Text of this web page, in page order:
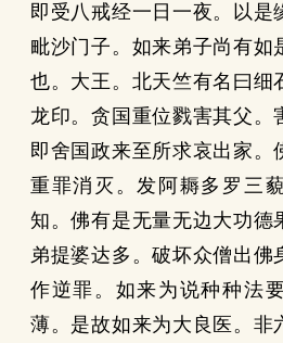
即受八戒经一日一夜。以是
毗沙门子。如来弟子尚有如
也。大王。北天竺有名曰细
龙印。贪国重位戮害其父。
即舍国政来至所求哀出家。
重罪消灭。发阿耨多罗三
知。佛有是无量无边大功德
弟提婆达多。破坏众僧出佛
作逆罪。如来为说种种法
薄。是故如来为大良医。非